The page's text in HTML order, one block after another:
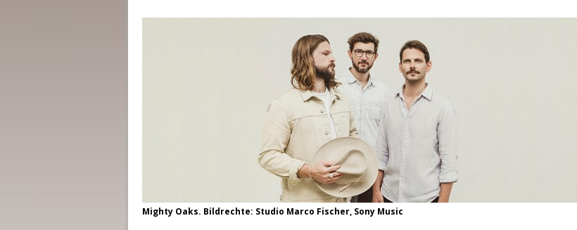
Mighty Oaks. Bildrechte: Studio Marco Fischer, Sony Music